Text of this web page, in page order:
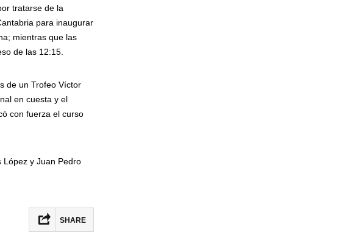
tratarse de la
para inaugurar
mientras que las
de las 12:15.
de un Trofeo Víctor
en cuesta y el
con fuerza el curso
López y Juan Pedro
SHARE